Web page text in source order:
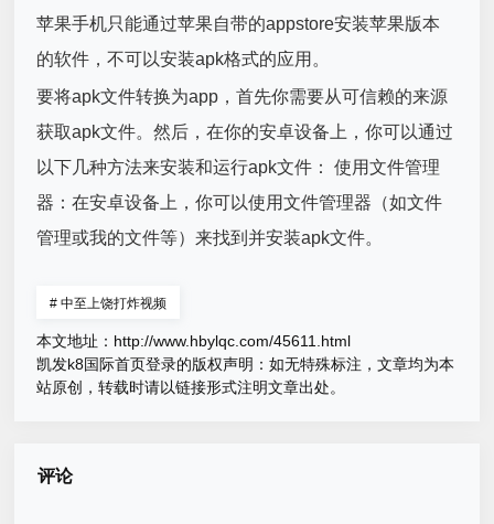
苹果手机只能通过苹果自带的appstore安装苹果版本
的软件，不可以安装apk格式的应用。
要将apk文件转换为app，首先你需要从可信赖的来源
获取apk文件。然后，在你的安卓设备上，你可以通过
以下几种方法来安装和运行apk文件： 使用文件管理
器：在安卓设备上，你可以使用文件管理器（如文件
管理或我的文件等）来找到并安装apk文件。
# 中至上饶打炸视频
本文地址： http://www.hbylqc.com/45611.html
凯发k8国际首页登录的版权声明：如无特殊标注，文章均为本
站原创，转载时请以链接形式注明文章出处。
评论